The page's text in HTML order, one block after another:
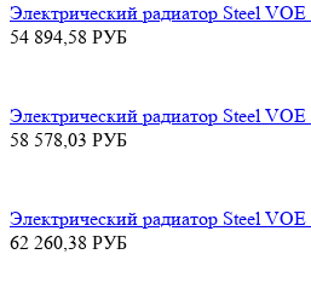
Электрический радиатор Steel
54 894,58 РУБ
Электрический радиатор Steel
58 578,03 РУБ
Электрический радиатор Steel
62 260,38 РУБ